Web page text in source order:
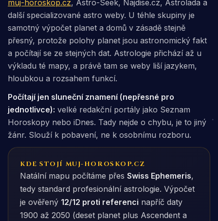
muj-horoskop.cz, Astro-Seek, Najdise.cz, Astrolada a
další specializované astro weby. U téhle skupiny je
samotný výpočet planet a domů v zásadě stejně
přesný, protože polohy planet jsou astronomický fakt
a počítají se ze stejných dat. Astrologie přichází až u
výkladu té mapy, a právě tam se weby liší jazykem,
hloubkou a rozsahem funkcí.
Počítají jen sluneční znamení (nepřesné pro
jednotlivce): velké redakční portály jako Seznam
Horoskopy nebo iDnes. Tady nejde o chybu, je to jiný
žánr. Slouží k pobavení, ne k osobnímu rozboru.
KDE STOJÍ MUJ-HOROSKOP.CZ
Natální mapu počítáme přes Swiss Ephemeris,
tedy standard profesionální astrologie. Výpočet
je ověřený 12/12 proti referenci napříč daty
1900 až 2050 (deset planet plus Ascendent a